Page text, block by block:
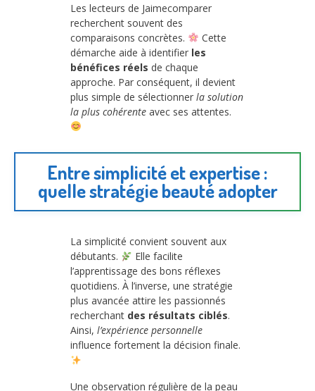
Les lecteurs de Jaimecomparer
recherchent souvent des
comparaisons concrètes.
Cette
démarche aide à identifier les
bénéfices réels de chaque
approche. Par conséquent, il devient
plus simple de sélectionner la solution
la plus cohérente avec ses attentes.
Entre simplicité et expertise :
quelle stratégie beauté adopter
La simplicité convient souvent aux
débutants.
Elle facilite
l’apprentissage des bons réflexes
quotidiens. À l’inverse, une stratégie
plus avancée attire les passionnés
recherchant des résultats ciblés.
Ainsi, l’expérience personnelle
influence fortement la décision finale.
Une observation régulière de la peau